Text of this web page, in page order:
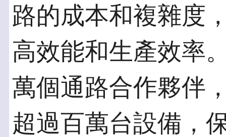
路的成本和複雜度
高效能和生產效率
萬個通路合作夥伴
超過百萬台設備，